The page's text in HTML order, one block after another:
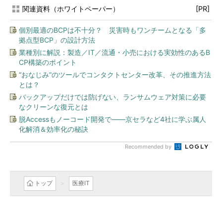
関連資料（ホワイトペーパー） [PR]
個別最適のBCPは不十分？ 災害時もワンチームとなる「多
拠点型BCP」の設計方法
業種別に解説：製造／IT／流通・小売における実効性のあるB
CP構築のポイント
“おなじみ”のツールでコンタクトセンター改革、その推進方法
とは？
バックアップだけでは防げない、ランサムウェア対策に必要
なクリーンな復元とは
脱Accessもノーコード開発で――京セラなど4社に学ぶ属人
化解消＆効率化の秘訣
Recommended by
トップ 医療IT